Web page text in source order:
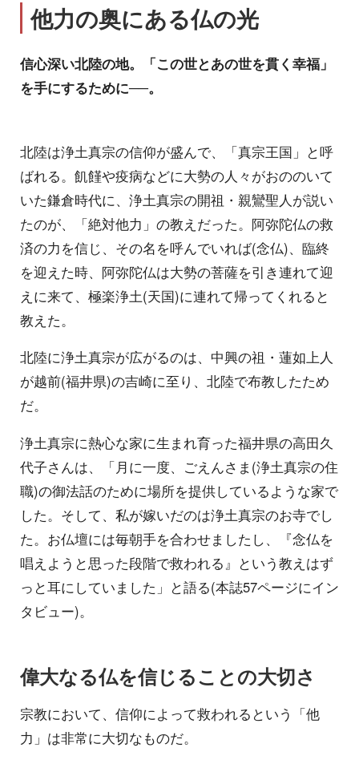
他力の奥にある仏の光
信心深い北陸の地。「この世とあの世を貫く幸福」
を手にするために──。
北陸は浄土真宗の信仰が盛んで、「真宗王国」と呼
ばれる。飢饉や疫病などに大勢の人々がおののいて
いた鎌倉時代に、浄土真宗の開祖・親鸞聖人が説い
たのが、「絶対他力」の教えだった。阿弥陀仏の救
済の力を信じ、その名を呼んでいれば(念仏)、臨終
を迎えた時、阿弥陀仏は大勢の菩薩を引き連れて迎
えに来て、極楽浄土(天国)に連れて帰ってくれると
教えた。
北陸に浄土真宗が広がるのは、中興の祖・蓮如上人
が越前(福井県)の吉崎に至り、北陸で布教したため
だ。
浄土真宗に熱心な家に生まれ育った福井県の高田久
代子さんは、「月に一度、ごえんさま(浄土真宗の住
職)の御法話のために場所を提供しているような家で
した。そして、私が嫁いだのは浄土真宗のお寺でし
た。お仏壇には毎朝手を合わせましたし、『念仏を
唱えようと思った段階で救われる』という教えはず
っと耳にしていました」と語る(本誌57ページにイン
タビュー)。
偉大なる仏を信じることの大切さ
宗教において、信仰によって救われるという「他
力」は非常に大切なものだ。